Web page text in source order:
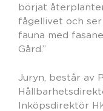
börjat
fågellivet och
fauna med
Gård.”
Juryn, består av
Inköpsdirektör